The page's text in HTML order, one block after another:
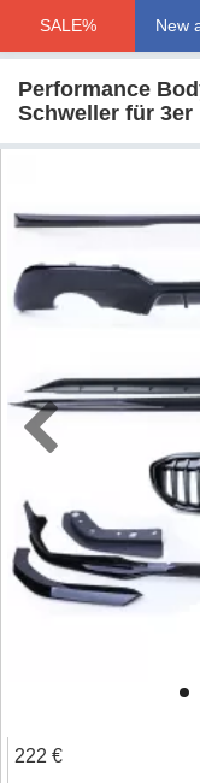
SALE% New
Performance
Schweller für 3er
222 €